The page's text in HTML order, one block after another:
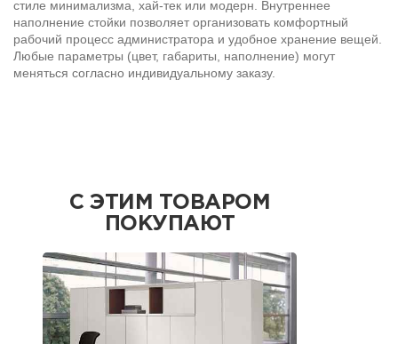
стиле минимализма, хай-тек или модерн. Внутреннее
наполнение стойки позволяет организовать комфортный
рабочий процесс администратора и удобное хранение вещей.
Любые параметры (цвет, габариты, наполнение) могут
меняться согласно индивидуальному заказу.
С ЭТИМ ТОВАРОМ
ПОКУПАЮТ